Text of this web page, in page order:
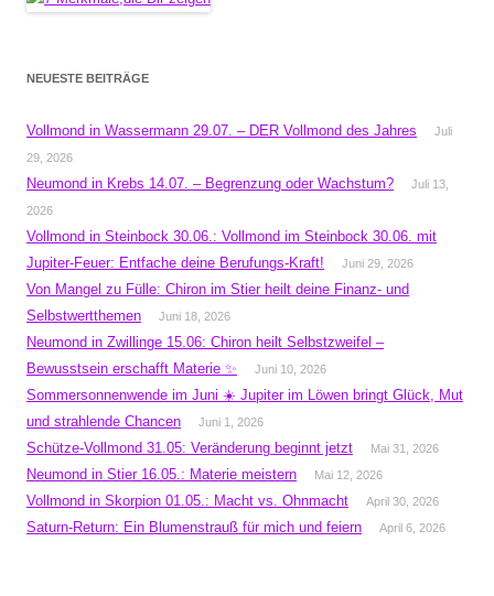
NEUESTE BEITRÄGE
Vollmond in Wassermann 29.07. – DER Vollmond des Jahres
Juli
29, 2026
Neumond in Krebs 14.07. – Begrenzung oder Wachstum?
Juli 13,
2026
Vollmond in Steinbock 30.06.: Vollmond im Steinbock 30.06. mit
Jupiter-Feuer: Entfache deine Berufungs-Kraft!
Juni 29, 2026
Von Mangel zu Fülle: Chiron im Stier heilt deine Finanz- und
Selbstwertthemen
Juni 18, 2026
Neumond in Zwillinge 15.06: Chiron heilt Selbstzweifel –
Bewusstsein erschafft Materie ✨
Juni 10, 2026
Sommersonnenwende im Juni ☀️ Jupiter im Löwen bringt Glück, Mut
und strahlende Chancen
Juni 1, 2026
Schütze-Vollmond 31.05: Veränderung beginnt jetzt Mai 31, 2026
Neumond in Stier 16.05.: Materie meistern Mai 12, 2026
Vollmond in Skorpion 01.05.: Macht vs. Ohnmacht April 30, 2026
Saturn-Return: Ein Blumenstrauß für mich und feiern April 6, 2026